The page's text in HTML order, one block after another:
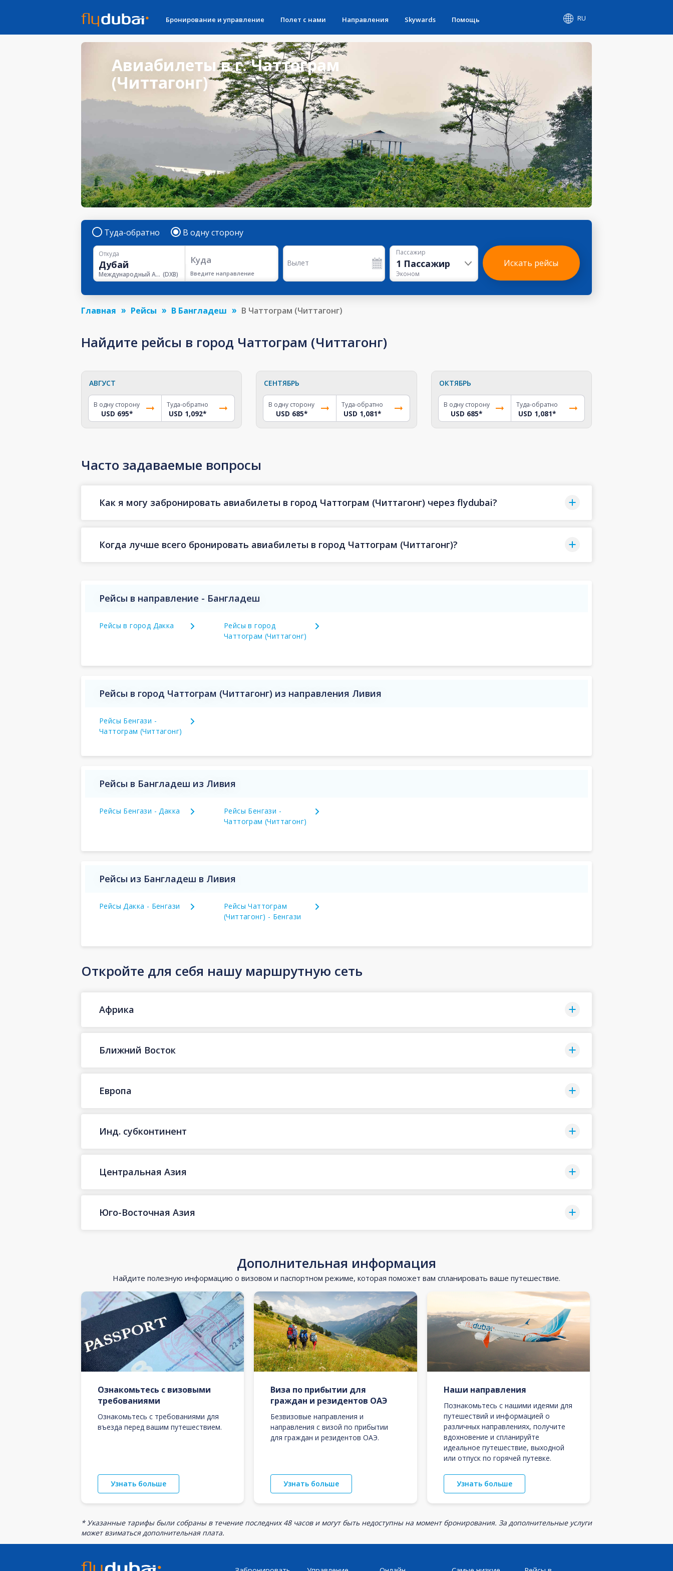
Бронирование и управление Полет с нами Направления Skywards Помощь RU
Авиабилеты в г. Чаттограм
(Читтагонг)
Туда-обратно В одну сторону
Откуда
Международный Аэропорт Дубая (DXB)
Куда
Введите направление
Вылет
Пассажир
1 Пассажир
Эконом
Искать рейсы
Главная Рейсы В Бангладеш В Чаттограм (Читтагонг)
Найдите рейсы в город Чаттограм (Читтагонг)
АВГУСТ
В одну сторону
USD 695*
Туда-обратно
USD 1,092*
СЕНТЯБРЬ
В одну сторону
USD 685*
Туда-обратно
USD 1,081*
ОКТЯБРЬ
В одну сторону
USD 685*
Туда-обратно
USD 1,081*
Часто задаваемые вопросы
Как я могу забронировать авиабилеты в город Чаттограм (Читтагонг) через flydubai?
Когда лучше всего бронировать авиабилеты в город Чаттограм (Читтагонг)?
Рейсы в направление - Бангладеш
Рейсы в город Дакка
Рейсы в город
Чаттограм (Читтагонг)
Рейсы в город Чаттограм (Читтагонг) из направления Ливия
Рейсы Бенгази -
Чаттограм (Читтагонг)
Рейсы в Бангладеш из Ливия
Рейсы Бенгази - Дакка
Рейсы Бенгази -
Чаттограм (Читтагонг)
Рейсы из Бангладеш в Ливия
Рейсы Дакка - Бенгази
Рейсы Чаттограм
(Читтагонг) - Бенгази
Откройте для себя нашу маршрутную сеть
Африка
Ближний Восток
Европа
Инд. субконтинент
Центральная Азия
Юго-Восточная Азия
Дополнительная информация
Найдите полезную информацию о визовом и паспортном режиме, которая поможет вам спланировать ваше путешествие.
Ознакомьтесь с визовыми
требованиями
Ознакомьтесь с требованиями для
въезда перед вашим путешествием.
Узнать больше
Виза по прибытии для
граждан и резидентов ОАЭ
Безвизовые направления и
направления с визой по прибытии
для граждан и резидентов ОАЭ.
Узнать больше
Наши направления
Познакомьтесь с нашими идеями для
путешествий и информацией о
различных направлениях, получите
вдохновение и спланируйте
идеальное путешествие, выходной
или отпуск по горячей путевке.
Узнать больше
* Указанные тарифы были собраны в течение последних 48 часов и могут быть недоступны на момент бронирования. За дополнительные услуги
может взиматься дополнительная плата.